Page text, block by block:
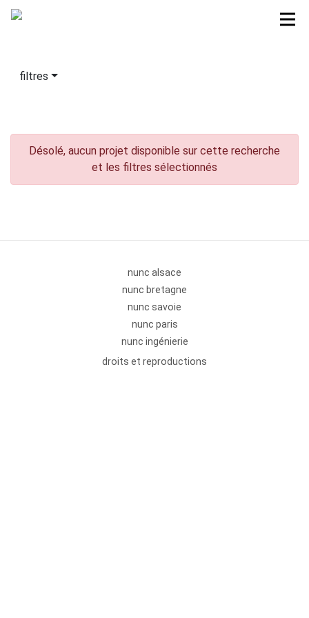
filtres
Désolé, aucun projet disponible sur cette recherche
et les filtres sélectionnés
nunc alsace
nunc bretagne
nunc savoie
nunc paris
nunc ingénierie
droits et reproductions